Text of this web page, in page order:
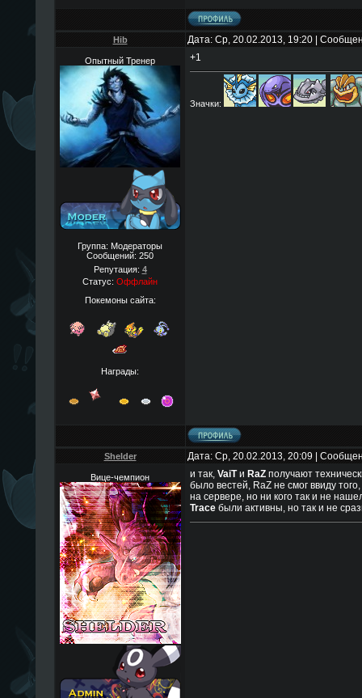
Hib Дата: Ср, 20.02.2013, 19:20 |
Опытный Тренер
Группа: Модераторы
Сообщений: 250
Репутация: 4
Статус: Оффлайн
Покемоны сайта:
Награды:
+1
Значки:
Shelder Дата: Ср, 20.02.2013, 20:09 |
Вице-чемпион и так, VaiTи RaZполучают
было вестей, RaZ не смог ввиду
на сервере, но ни кого так и не
Traceбыли активны, но так и не